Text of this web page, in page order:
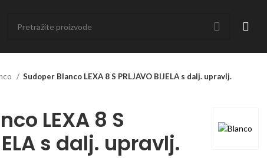
Sudoper Blanco LEXA 8 S PRLJAVO BIJELA s dalj. upravlj.
LEXA 8 S
s dalj. upravlj.